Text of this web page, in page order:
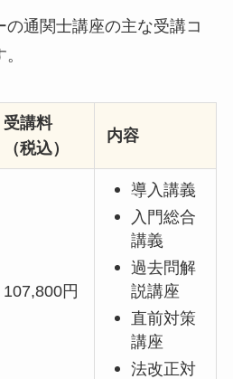
通関士講座の主な受講コ
受講料
（税込）
内容
107,800円
導入講義
入門総合
講義
過去問解
説講座
直前対策
講座
法改正対